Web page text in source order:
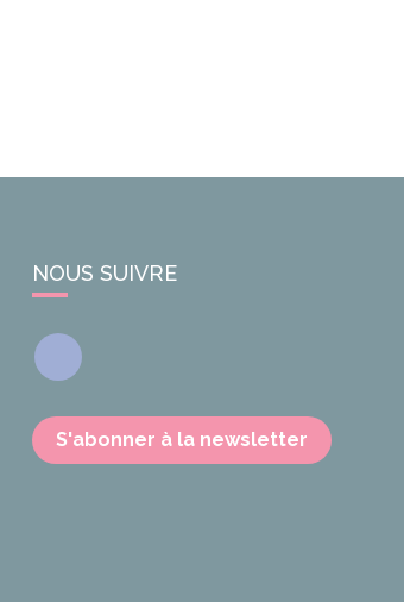
NOUS SUIVRE
Facebook
S'abonner à la newsletter